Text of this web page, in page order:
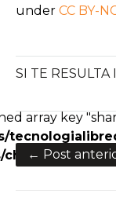
under CC BY-
SI TE RESULTA
array key
← Post